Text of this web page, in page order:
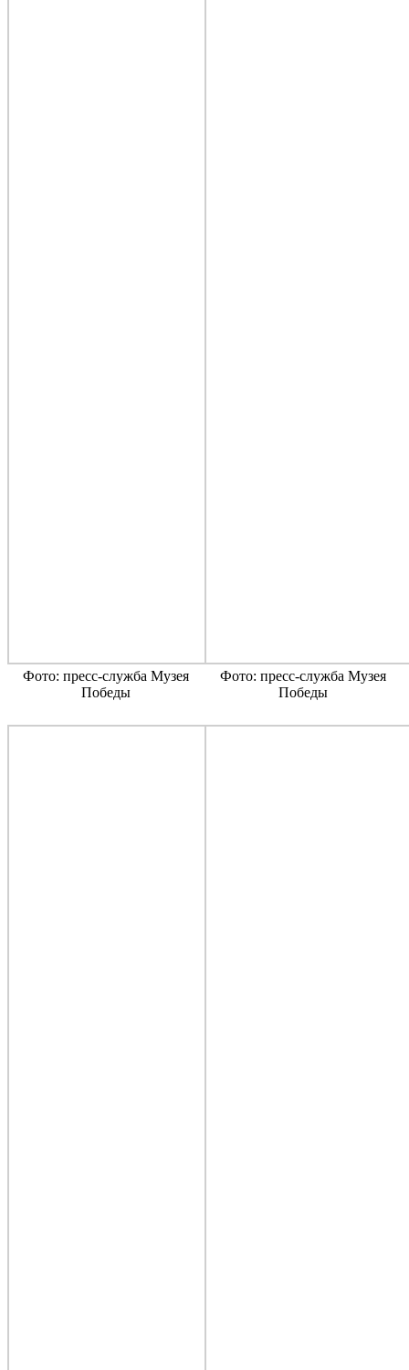
Фото: пресс-служба Музея
Победы
Фото: пресс-служба Музея
Победы